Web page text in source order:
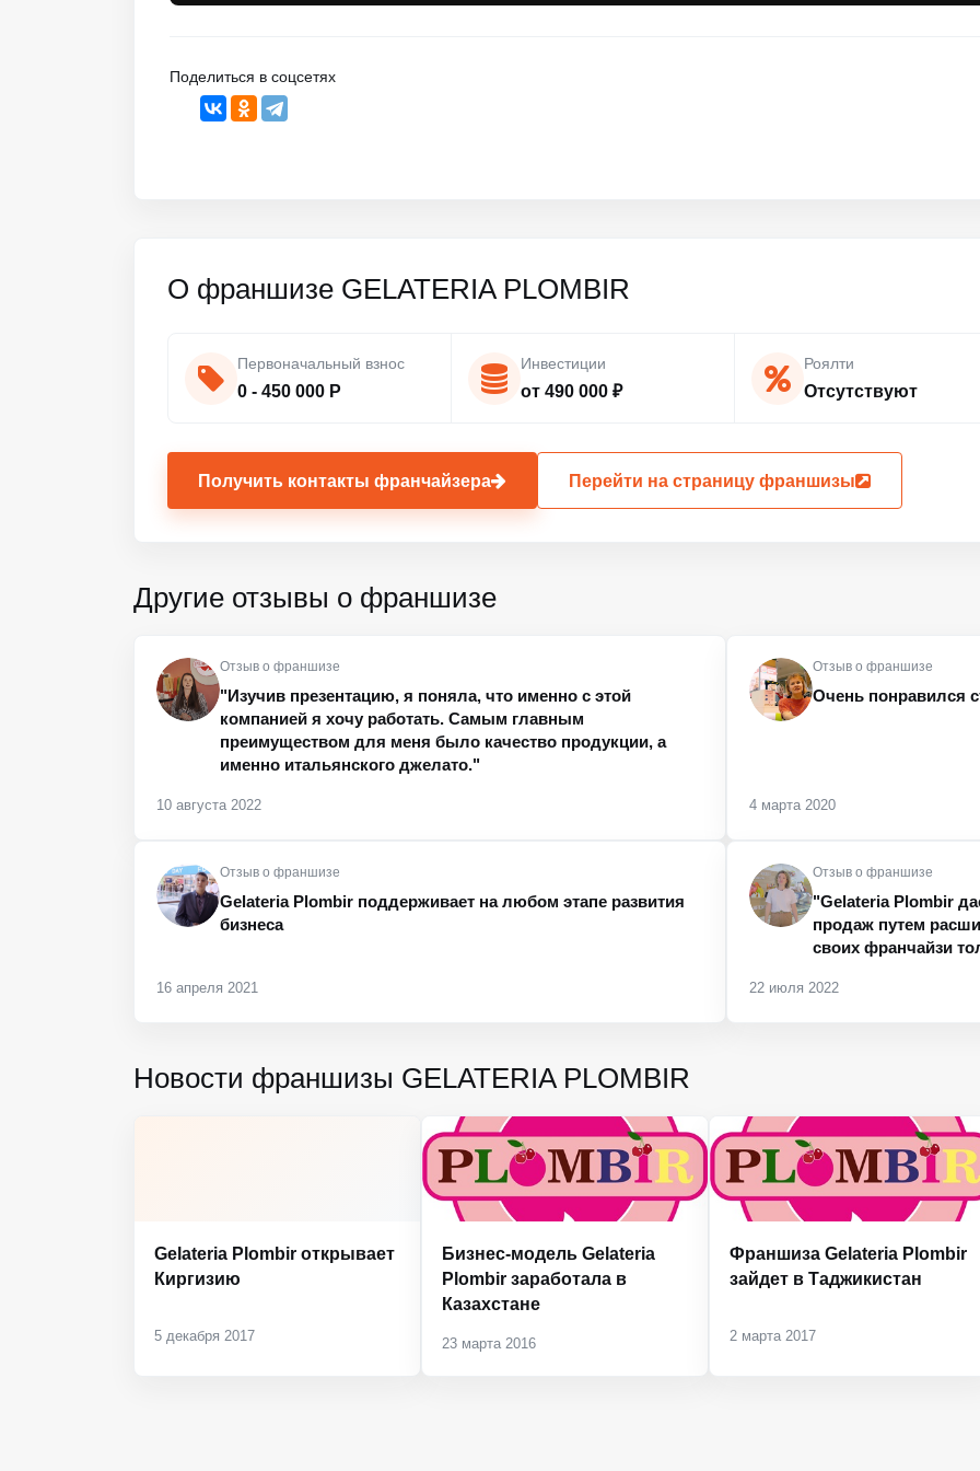
Поделиться в соцсетях
О франшизе GELATERIA PLOMBIR
Первоначальный взнос
0 - 450 000 Р
Инвестиции
от 490 000 ₽
Роялти
Отсутствуют
Получить контакты франчайзера Перейти на страницу франшизы
Другие отзывы о франшизе
Отзыв о франшизе
"Изучив презентацию, я поняла, что именно с этой
компанией я хочу работать. Самым главным
преимуществом для меня было качество продукции, а
именно итальянского джелато."
10 августа 2022
Отзыв о франшизе
Очень понравился
4 марта 2020
Отзыв о франшизе
Gelateria Plombir поддерживает на любом этапе развития
бизнеса
16 апреля 2021
Отзыв о франшизе
"Gelateria Plombir
продаж путем
своих франчайзи
22 июля 2022
Новости франшизы GELATERIA PLOMBIR
Gelateria Plombir открывает
Киргизию
5 декабря 2017
Бизнес-модель Gelateria
Plombir заработала в
Казахстане
23 марта 2016
Франшиза Gelateria Plombir
зайдет в Таджикистан
2 марта 2017